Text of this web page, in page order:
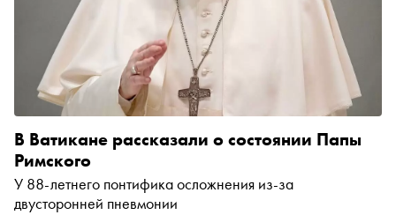
В Ватикане рассказали о состоянии Папы
Римского
У 88-летнего понтифика осложнения из-за
двусторонней пневмонии